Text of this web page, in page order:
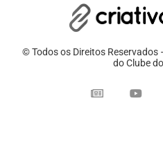
© Todos os Direitos Reservados
do Clube